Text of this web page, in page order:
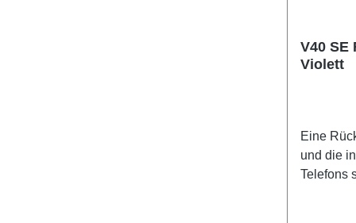
V40 SE
Violett
Eine
und die
Telefons